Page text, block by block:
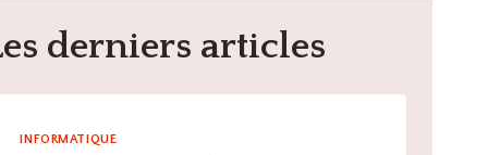
derniers articles
INFORMATIQUE